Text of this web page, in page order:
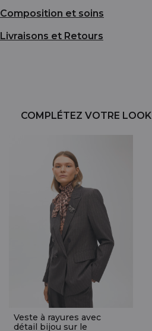
Composition et soins
Livraisons et Retours
COMPLÉTEZ VOTRE LOOK
Veste à rayures avec
détail bijou sur le